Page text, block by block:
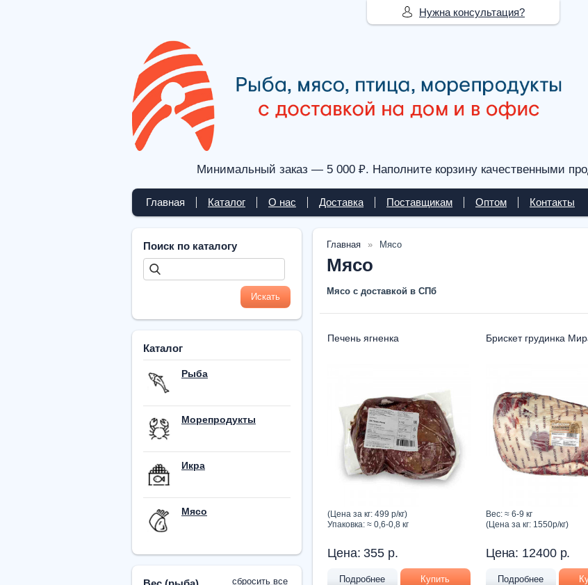
Минимальный заказ — 5 000 ₽. Наполните корзину качественными
Главная Каталог О нас Доставка Поставщикам Оптом Контакты
Поиск по каталогу
Каталог
Рыба
Морепродукты
Икра
Мясо
сбросить все
Главная Мясо
Мясо
Мясо с доставкой в СПб
Печень ягненка
(Цена за кг: 499 р/кг)
Упаковка: ≈ 0,6-0,8 кг
Цена: 355 р.
Подробнее Купить
Брискет грудинка
Вес: ≈ 6-9 кг
(Цена за кг: 1550р/кг)
Цена: 12400р.
Подробнее
Нужна консультация?